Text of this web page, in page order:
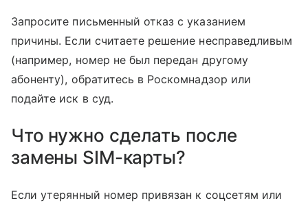
Запросите письменный отказ с указанием
причины. Если считаете решение несправедливым
(например, номер не был передан другому
абоненту), обратитесь в Роскомнадзор или
подайте иск в суд.
Что нужно сделать после
замены SIM-карты?
Если утерянный номер привязан к соцсетям или